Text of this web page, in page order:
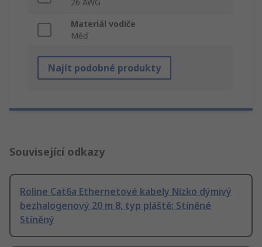
26 AWG
Materiál vodiče
Měď
Najít podobné produkty
Související odkazy
Roline Cat6a Ethernetové kabely Nízko dýmivý
bezhalogenový 20 m 8, typ pláště: Stíněné
Stíněný